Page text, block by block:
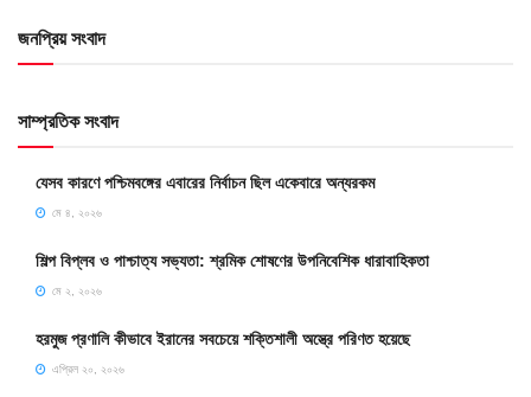
জনপ্রিয় সংবাদ
সাম্প্রতিক সংবাদ
যেসব কারণে পশ্চিমবঙ্গের এবারের নির্বাচন ছিল একেবারে অন্যরকম
মে ৪, ২০২৬
শিল্প বিপ্লব ও পাশ্চাত্য সভ্যতা: শ্রমিক শোষণের উপনিবেশিক ধারাবাহিকতা
মে ২, ২০২৬
হরমুজ প্রণালি কীভাবে ইরানের সবচেয়ে শক্তিশালী অস্ত্রে পরিণত হয়েছে
এপ্রিল ২০, ২০২৬